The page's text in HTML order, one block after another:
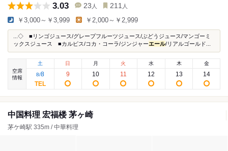
3.03 23 人 211 人
￥3,000～￥3,999 ￥2,000～￥2,999
...◇ ■リンゴジュース/グレープフルーツジュース/ぶどうジュース/マンゴーミ
ックスジュース ■カルピス/コカ・コーラ/ジンジャーエール/リアルゴールド...
空席
情報
土
8/8
日
9
月
10
火
11
水
12
木
13
金
14
中国料理 宏福楼 茅ヶ崎
茅ケ崎駅 335m / 中華料理